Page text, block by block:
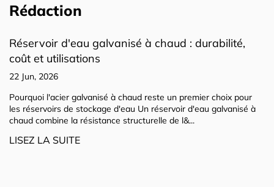
Rédaction
choix pour
galvanisé à
Réservoirs d'eau sectionnels en acier
Guide du stockage modulaire
L'avantage principal : pourquoi la conception
surpasse les réservoirs soudés dans le stockage
Les réservoirs d'eau sectionnels en acier
LISEZ LA SUITE